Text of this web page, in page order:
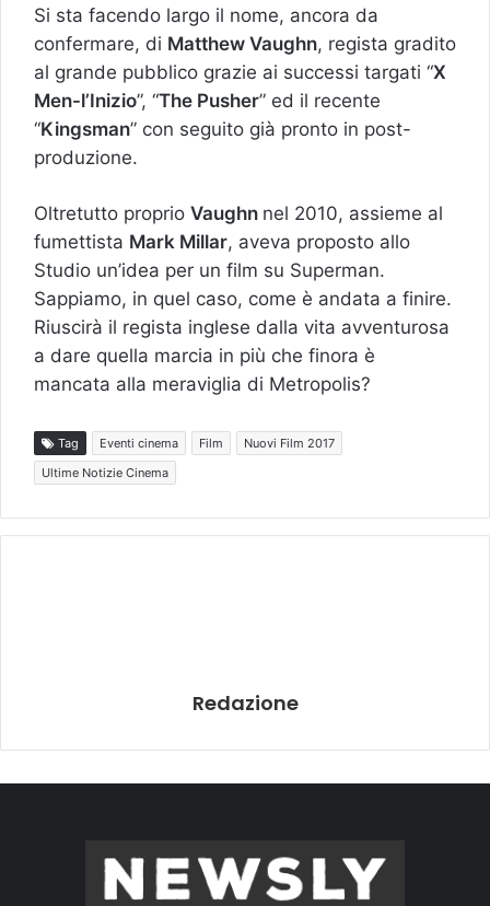
Si sta facendo largo il nome, ancora da
confermare, di Matthew Vaughn, regista gradito
al grande pubblico grazie ai successi targati “X
Men-l’Inizio”, “The Pusher” ed il recente
“Kingsman” con seguito già pronto in post-
produzione.
Oltretutto proprio Vaughn nel 2010, assieme al
fumettista Mark Millar, aveva proposto allo
Studio un’idea per un film su Superman.
Sappiamo, in quel caso, come è andata a finire.
Riuscirà il regista inglese dalla vita avventurosa
a dare quella marcia in più che finora è
mancata alla meraviglia di Metropolis?
Tag Eventi cinema Film
Nuovi Film 2017
Ultime Notizie Cinema
Redazione